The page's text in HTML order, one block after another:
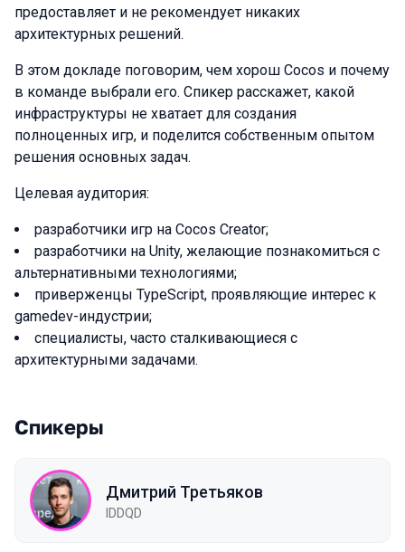
предоставляет и не рекомендует никаких
архитектурных решений.
В этом докладе поговорим, чем хорош Cocos и почему
в команде выбрали его. Спикер расскажет, какой
инфраструктуры не хватает для создания
полноценных игр, и поделится собственным опытом
решения основных задач.
Целевая аудитория:
разработчики игр на Cocos Creator;
разработчики на Unity, желающие познакомиться с
альтернативными технологиями;
приверженцы TypeScript, проявляющие интерес к
gamedev-индустрии;
специалисты, часто сталкивающиеся с
архитектурными задачами.
Спикеры
Дмитрий Третьяков
IDDQD